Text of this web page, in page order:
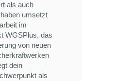
als auch
umsetzt
im
WGSPlus, das
von neuen
dein
als